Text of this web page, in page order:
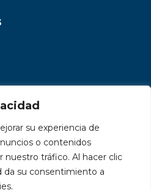
su experiencia de
o contenidos
nuestro tráfico. Al hacer clic
da su consentimiento a